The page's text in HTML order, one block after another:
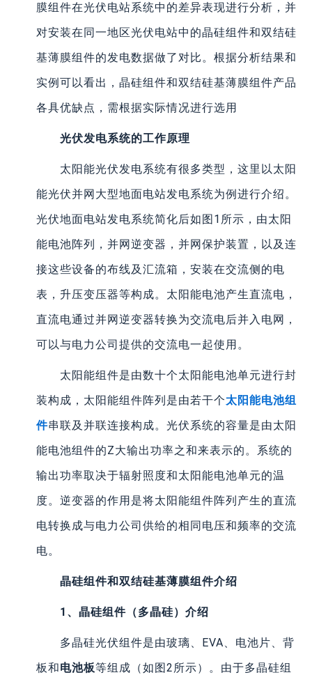
膜组件在光伏电站系统中的差异表现进行分析，并
对安装在同一地区光伏电站中的晶硅组件和双结硅
基薄膜组件的发电数据做了对比。根据分析结果和
实例可以看出，晶硅组件和双结硅基薄膜组件产品
各具优缺点，需根据实际情况进行选用
光伏发电系统的工作原理
太阳能光伏发电系统有很多类型，这里以太阳
能光伏并网大型地面电站发电系统为例进行介绍。
光伏地面电站发电系统简化后如图1所示，由太阳
能电池阵列，并网逆变器，并网保护装置，以及连
接这些设备的布线及汇流箱，安装在交流侧的电
表，升压变压器等构成。太阳能电池产生直流电，
直流电通过并网逆变器转换为交流电后并入电网，
可以与电力公司提供的交流电一起使用。
太阳能组件是由数十个太阳能电池单元进行封
装构成，太阳能组件阵列是由若干个太阳能电池组
件串联及并联连接构成。光伏系统的容量是由太阳
能电池组件的Z大输出功率之和来表示的。系统的
输出功率取决于辐射照度和太阳能电池单元的温
度。逆变器的作用是将太阳能组件阵列产生的直流
电转换成与电力公司供给的相同电压和频率的交流
电。
晶硅组件和双结硅基薄膜组件介绍
1、晶硅组件（多晶硅）介绍
多晶硅光伏组件是由玻璃、EVA、电池片、背
板和电池板等组成（如图2所示）。由于多晶硅组